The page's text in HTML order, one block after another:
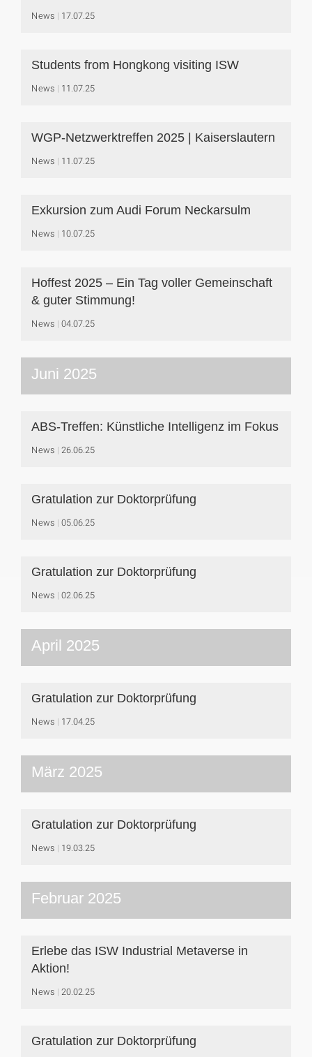
News 17.07.25
Students from Hongkong visiting ISW
News 11.07.25
WGP-Netzwerktreffen 2025 | Kaiserslautern
News 11.07.25
Exkursion zum Audi Forum Neckarsulm
News 10.07.25
Hoffest 2025 – Ein Tag voller Gemeinschaft
& guter Stimmung!
News 04.07.25
Juni 2025
ABS-Treffen: Künstliche Intelligenz im Fokus
News 26.06.25
Gratulation zur Doktorprüfung
News 05.06.25
Gratulation zur Doktorprüfung
News 02.06.25
April 2025
Gratulation zur Doktorprüfung
News 17.04.25
März 2025
Gratulation zur Doktorprüfung
News 19.03.25
Februar 2025
Erlebe das ISW Industrial Metaverse in
Aktion!
News 20.02.25
Gratulation zur Doktorprüfung